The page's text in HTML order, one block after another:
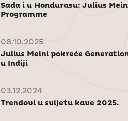
Sada i u Hondurasu: Julius
Programme
08.10.2025
Julius Meinl pokreće
u Indiji
03.12.2024
Trendovi u svijetu kave 2025.